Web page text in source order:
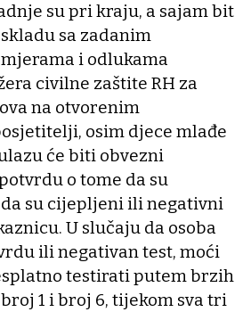
su pri kraju, a sajam bit
sa zadanim
i odlukama
civilne zaštite RH za
na otvorenim
osim djece mlađe
će biti obvezni
o tome da su
su cijepljeni ili negativni
U slučaju da osoba
ili negativan test, moći
testirati putem brzih
1 i broj 6, tijekom sva tri